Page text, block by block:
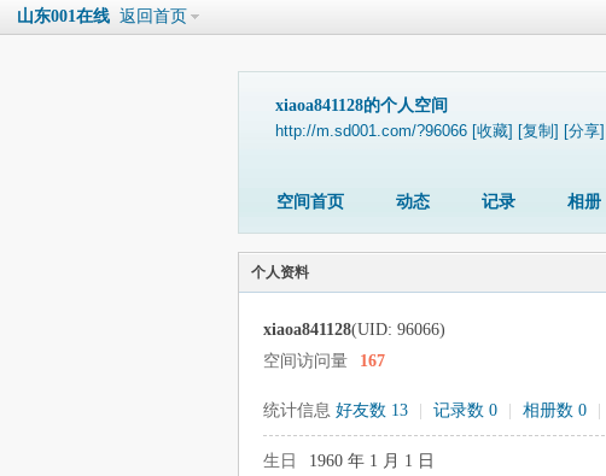
山东001在线 返回首页
xiaoa841128的个人空间
http://m.sd001.com/?96066 [收藏] [复制] [分享]
空间首页 动态 记录 相册
个人资料
xiaoa841128(UID: 96066)
空间访问量
167
统计信息 好友数 13 记录数 0 相册数 0
生日 1960 年 1 月 1 日